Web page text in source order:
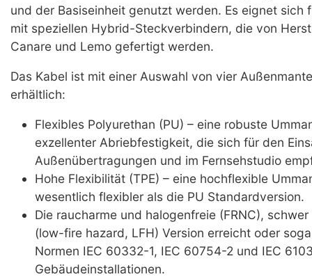
und der Basiseinheit genutzt werden. Es eignet sich
mit speziellen Hybrid-Steckverbindern, die von
Canare und Lemo gefertigt werden.
Das Kabel ist mit einer Auswahl von vier
erhältlich:
Flexibles Polyurethan (PU) – eine robuste
exzellenter Abriebfestigkeit, die sich für den
Außenübertragungen und im Fernsehstudio
Hohe Flexibilität (TPE) – eine hochflexible
wesentlich flexibler als die PU Standardversion.
Die raucharme und halogenfreie (FRNC),
(low-fire hazard, LFH) Version erreicht oder
Normen IEC 60332-1, IEC 60754-2 und IEC
Gebäudeinstallationen.